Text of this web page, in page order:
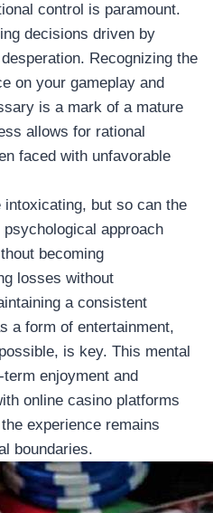
control is paramount.
decisions driven by
Recognizing the
on your gameplay and
is a mark of a mature
allows for rational
faced with unfavorable
but so can the
approach
becoming
losses without
a consistent
a form of entertainment,
is key. This mental
enjoyment and
online casino platforms
experience remains
boundaries.